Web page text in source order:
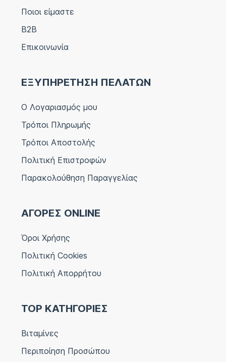
Ποιοι είμαστε
B2B
Επικοινωνία
ΕΞΥΠΗΡΕΤΗΣΗ ΠΕΛΑΤΩΝ
Ο Λογαριασμός μου
Τρόποι Πληρωμής
Τρόποι Αποστολής
Πολιτική Επιστροφών
Παρακολούθηση Παραγγελίας
ΑΓΟΡΕΣ ONLINE
Όροι Χρήσης
Πολιτική Cookies
Πολιτική Απορρήτου
TOP ΚΑΤΗΓΟΡΙΕΣ
Βιταμίνες
Περιποίηση Προσώπου